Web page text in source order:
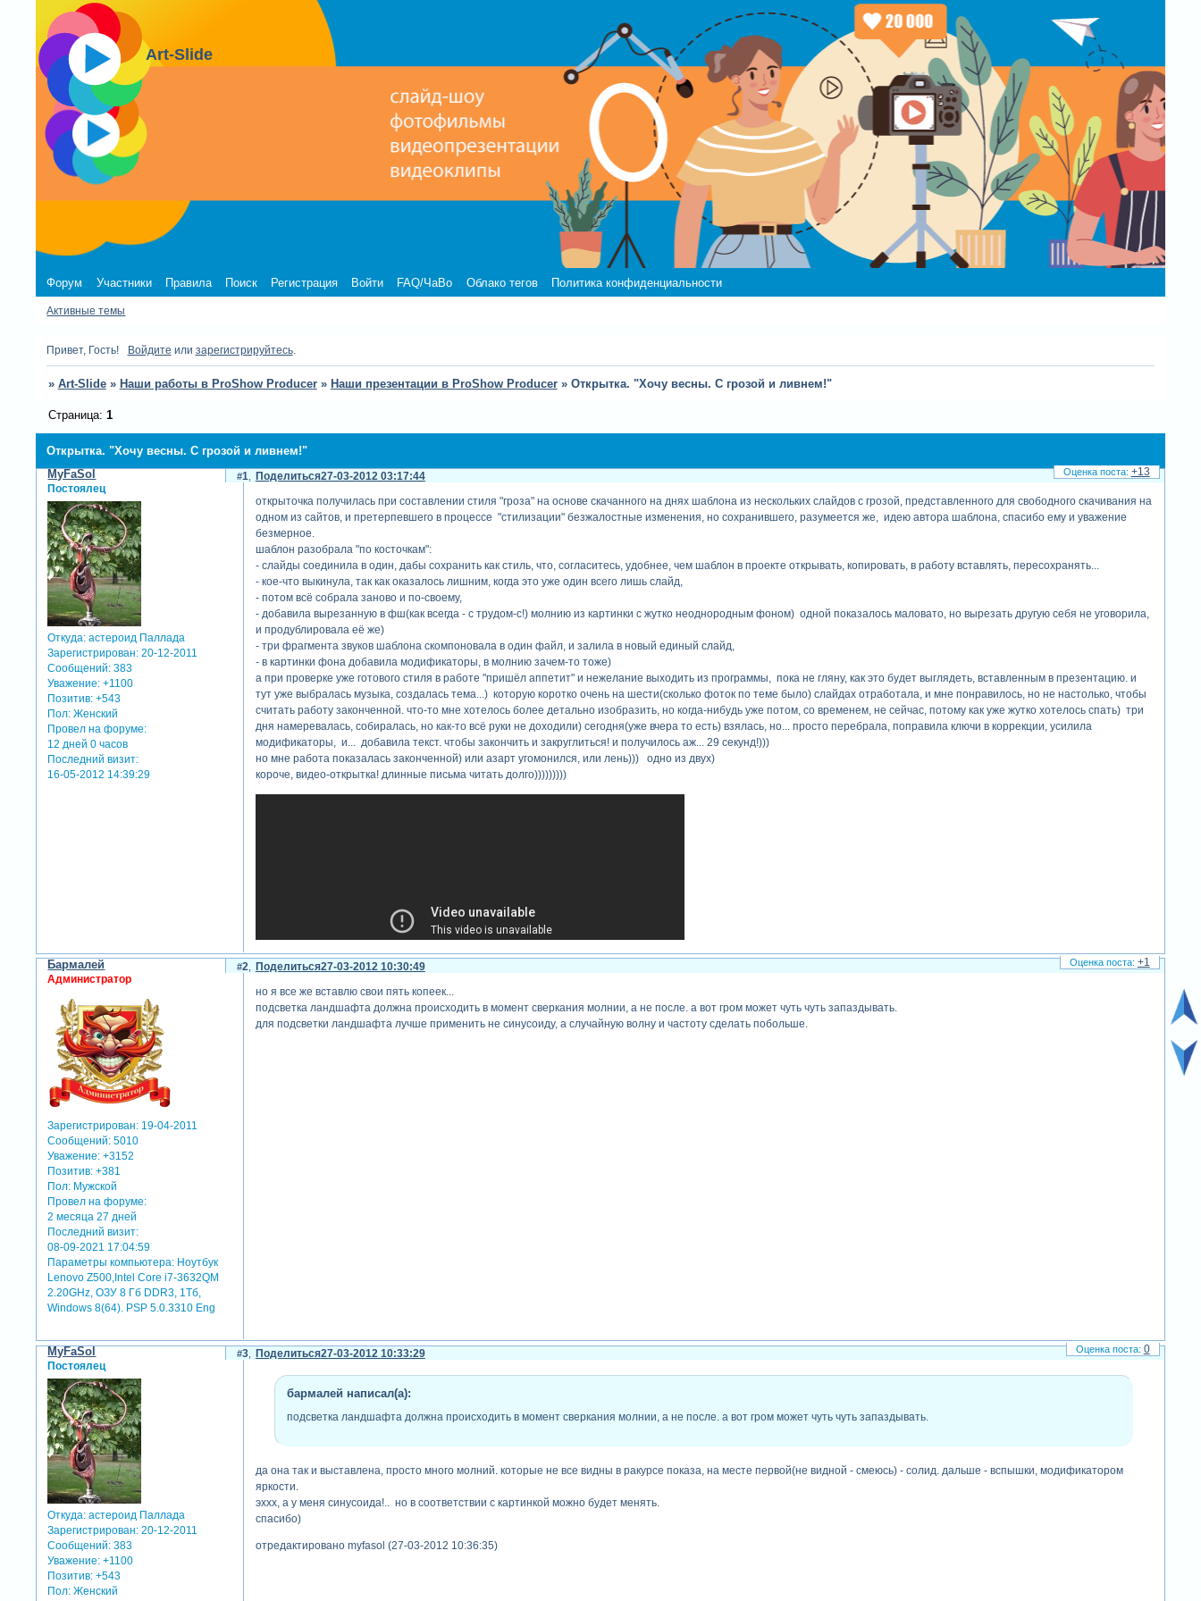
Art-Slide
Форум Участники Правила Поиск Регистрация Войти FAQ/ЧаВо Облако тегов Политика конфиденциальности
Активные темы
Привет, Гость! Войдите или зарегистрируйтесь.
» Art-Slide » Наши работы в ProShow Producer » Наши презентации в ProShow Producer » Открытка. "Хочу весны. С грозой и ливнем!"
Открытка. "Хочу весны. С грозой и ливнем!"
Страница: 1
Поделиться
1 27-03-2012 03:17:44
MyFaSol
Постоялец
Откуда: астероид Паллада
Зарегистрирован: 20-12-2011
Сообщений: 383
Уважение: +1100
Позитив: +543
Пол: Женский
Провел на форуме:
12 дней 0 часов
Последний визит:
16-05-2012 14:39:29
открыточка получилась при составлении стиля "гроза" на основе скачанного на днях шаблона из нескольких слайдов с грозой, представленного для свободного скачивания на
одном из сайтов, и претерпевшего в процессе "стилизации" безжалостные изменения, но сохранившего, разумеется же, идею автора шаблона, спасибо ему и уважение
безмерное.
шаблон разобрала "по косточкам":
- слайды соединила в один, дабы сохранить как стиль, что, согласитесь, удобнее, чем шаблон в проекте открывать, копировать, в работу вставлять, пересохранять...
- кое-что выкинула, так как оказалось лишним, когда это уже один всего лишь слайд,
- потом всё собрала заново и по-своему,
- добавила вырезанную в фш(как всегда - с трудом-с!) молнию из картинки с жутко неоднородным фоном) одной показалось маловато, но вырезать другую себя не уговорила,
и продублировала её же)
- три фрагмента звуков шаблона скомпоновала в один файл, и залила в новый единый слайд,
- в картинки фона добавила модификаторы, в молнию зачем-то тоже)
а при проверке уже готового стиля в работе "пришёл аппетит" и нежелание выходить из программы, пока не гляну, как это будет выглядеть, вставленным в презентацию. и
тут уже выбралась музыка, создалась тема...) которую коротко очень на шести(сколько фоток по теме было) слайдах отработала, и мне понравилось, но не настолько, чтобы
считать работу законченной. что-то мне хотелось более детально изобразить, но когда-нибудь уже потом, со временем, не сейчас, потому как уже жутко хотелось спать) три
дня намеревалась, собиралась, но как-то всё руки не доходили) сегодня(уже вчера то есть) взялась, но... просто перебрала, поправила ключи в коррекции, усилила
модификаторы, и... добавила текст. чтобы закончить и закруглиться! и получилось аж... 29 секунд!)))
но мне работа показалась законченной) или азарт угомонился, или лень))) одно из двух)
короче, видео-открытка! длинные письма читать долго)))))))))
+13
Поделиться
2 27-03-2012 10:30:49
Бармалей
Администратор
Зарегистрирован: 19-04-2011
Сообщений: 5010
Уважение: +3152
Позитив: +381
Пол: Мужской
Провел на форуме:
2 месяца 27 дней
Последний визит:
08-09-2021 17:04:59
Параметры компьютера: Ноутбук
Lenovo Z500,Intel Core i7-3632QM
2.20GHz, ОЗУ 8 Гб DDR3, 1Тб,
Windows 8(64). PSP 5.0.3310 Eng
но я все же вставлю свои пять копеек...
подсветка ландшафта должна происходить в момент сверкания молнии, а не после. а вот гром может чуть чуть запаздывать.
для подсветки ландшафта лучше применить не синусоиду, а случайную волну и частоту сделать побольше.
+1
Поделиться
3 27-03-2012 10:33:29
MyFaSol
Постоялец
Откуда: астероид Паллада
Зарегистрирован: 20-12-2011
Сообщений: 383
Уважение: +1100
Позитив: +543
Пол: Женский
бармалей написал(а):
подсветка ландшафта должна происходить в момент сверкания молнии, а не после. а вот гром может чуть чуть запаздывать.
да она так и выставлена, просто много молний. которые не все видны в ракурсе показа, на месте первой(не видной - смеюсь) - солид. дальше - вспышки, модификатором
яркости.
эххх, а у меня синусоида!.. но в соответствии с картинкой можно будет менять.
спасибо)
отредактировано myfasol (27-03-2012 10:36:35)
0